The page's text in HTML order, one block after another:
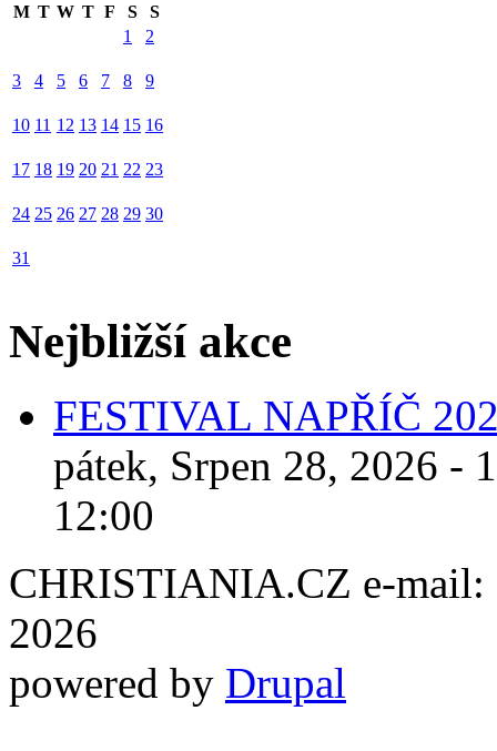
M T W T F S
S
1
2
3 4 5 6 7 8 9
10 11 12 13 14 15 16
17 18 19 20 21 22 23
24 25 26 27 28 29 30
31
Nejbližší akce
FESTIVAL NAPŘÍČ
pátek, Srpen 28, 2026 -
12:00
CHRISTIANIA.CZ e-mail:
2026
powered by Drupal